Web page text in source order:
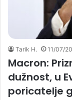
Tarik H. 11/07/
Macron:
dužnost, u
poricatelje